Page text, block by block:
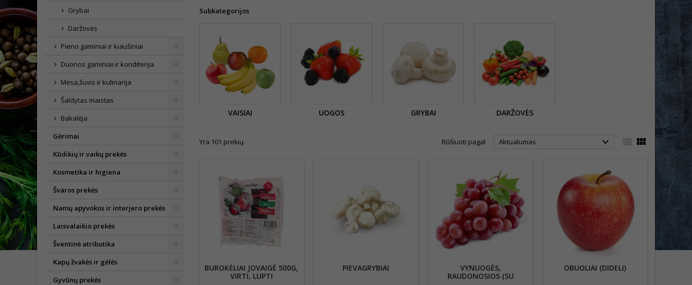
Grybai
Daržovės
Pieno gaminiai ir kiaušiniai
Duonos gaminiai ir konditerija
Mėsa,žuvis ir kulinarija
Šaldytas maistas
Bakalėja
Gėrimai
Kūdikių ir vaikų prekės
Kosmetika ir higiena
Švaros prekės
Namų apyvokos ir interjero prekės
Laisvalaikio prekės
Šventinė atributika
Kapų žvakės ir gėlės
Gyvūnų prekės
Subkategorijos
VAISIAI UOGOS GRYBAI DARŽOVĖS
Yra 101 prekių. Rūšiuoti pagal Aktualumas  
BUROKĖLIAI JOVAIGĖ 500G,
VIRTI, LUPTI
PIEVAGRYBIAI
VYNUOGĖS,
RAUDONOSIOS (SU
OBUOLIAI (DIDELI)